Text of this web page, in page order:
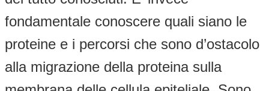
fondamentale conoscere quali siano le
proteine e i percorsi che sono d’ostacolo
alla migrazione della proteina sulla